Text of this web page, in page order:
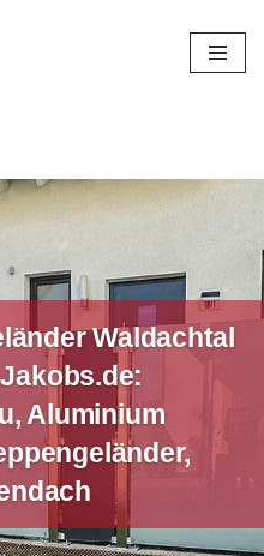
Waldachtal
Aluminium